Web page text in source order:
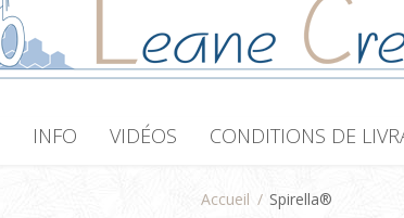
INFO VIDÉOS CONDITIONS DE
Accueil / Spirella®